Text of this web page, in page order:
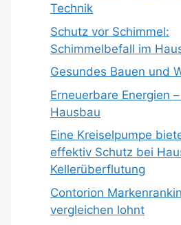
Technik
Schutz vor Schimmel:
Schimmelbefall im
Gesundes Bauen und
Erneuerbare Energien
Hausbau
Eine Kreiselpumpe
effektiv Schutz bei
Kellerüberflutung
Contorion
vergleichen lohnt